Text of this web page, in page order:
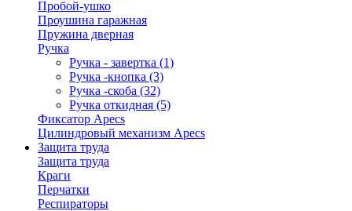
Пробой-ушко
Проушина гаражная
Пружина дверная
Ручка
Ручка - завертка (1)
Ручка -кнопка (3)
Ручка -скоба (32)
Ручка откидная (5)
Фиксатор Apecs
Цилиндровый механизм Apecs
Защита труда
Защита труда
Краги
Перчатки
Респираторы